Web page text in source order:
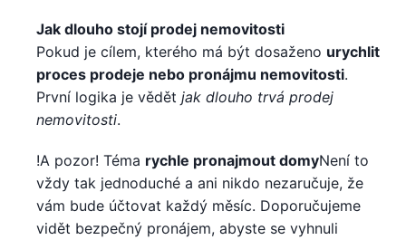
Jak dlouho stojí prodej nemovitosti
Pokud je cílem, kterého má být dosaženo urychlit
proces prodeje nebo pronájmu nemovitosti.
První logika je vědět jak dlouho trvá prodej
nemovitosti.
!A pozor! Téma rychle pronajmout domyNení to
vždy tak jednoduché a ani nikdo nezaručuje, že
vám bude účtovat každý měsíc. Doporučujeme
vidět bezpečný pronájem, abyste se vyhnuli